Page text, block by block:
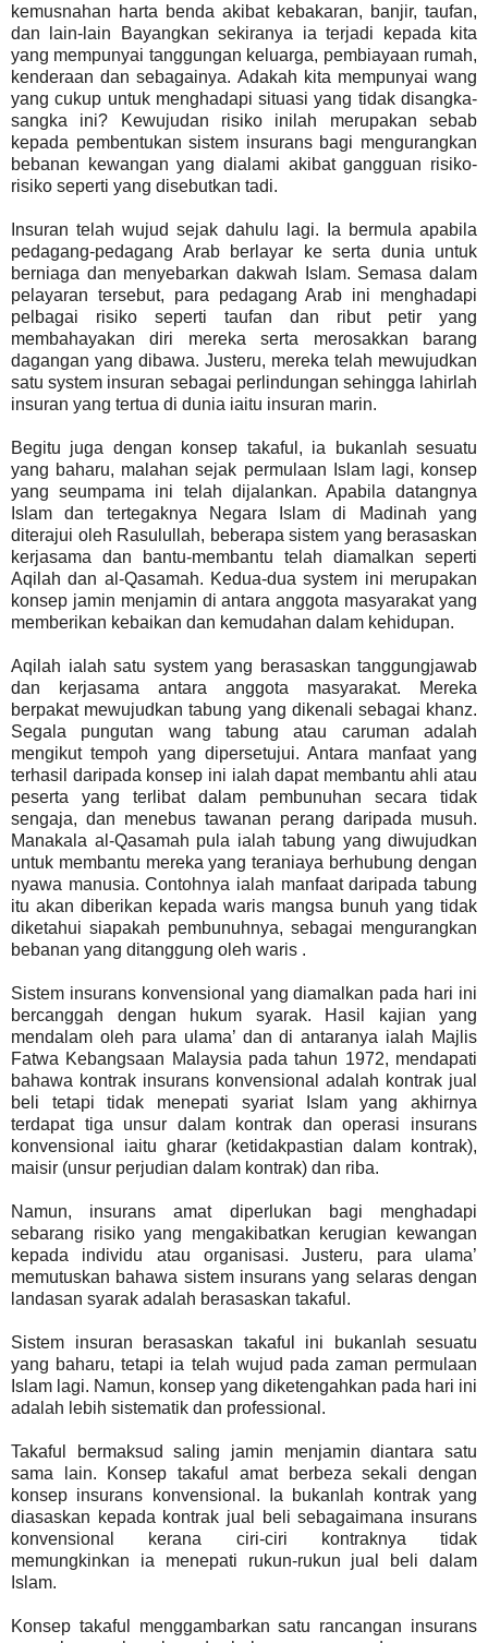
kemusnahan harta benda akibat kebakaran, banjir, taufan,
dan lain-lain Bayangkan sekiranya ia terjadi kepada kita
yang mempunyai tanggungan keluarga, pembiayaan rumah,
kenderaan dan sebagainya. Adakah kita mempunyai wang
yang cukup untuk menghadapi situasi yang tidak disangka-
sangka ini? Kewujudan risiko inilah merupakan sebab
kepada pembentukan sistem insurans bagi mengurangkan
bebanan kewangan yang dialami akibat gangguan risiko-
risiko seperti yang disebutkan tadi.
Insuran telah wujud sejak dahulu lagi. Ia bermula apabila
pedagang-pedagang Arab berlayar ke serta dunia untuk
berniaga dan menyebarkan dakwah Islam. Semasa dalam
pelayaran tersebut, para pedagang Arab ini menghadapi
pelbagai risiko seperti taufan dan ribut petir yang
membahayakan diri mereka serta merosakkan barang
dagangan yang dibawa. Justeru, mereka telah mewujudkan
satu system insuran sebagai perlindungan sehingga lahirlah
insuran yang tertua di dunia iaitu insuran marin.
Begitu juga dengan konsep takaful, ia bukanlah sesuatu
yang baharu, malahan sejak permulaan Islam lagi, konsep
yang seumpama ini telah dijalankan. Apabila datangnya
Islam dan tertegaknya Negara Islam di Madinah yang
diterajui oleh Rasulullah, beberapa sistem yang berasaskan
kerjasama dan bantu-membantu telah diamalkan seperti
Aqilah dan al-Qasamah. Kedua-dua system ini merupakan
konsep jamin menjamin di antara anggota masyarakat yang
memberikan kebaikan dan kemudahan dalam kehidupan.
Aqilah ialah satu system yang berasaskan tanggungjawab
dan kerjasama antara anggota masyarakat. Mereka
berpakat mewujudkan tabung yang dikenali sebagai khanz.
Segala pungutan wang tabung atau caruman adalah
mengikut tempoh yang dipersetujui. Antara manfaat yang
terhasil daripada konsep ini ialah dapat membantu ahli atau
peserta yang terlibat dalam pembunuhan secara tidak
sengaja, dan menebus tawanan perang daripada musuh.
Manakala al-Qasamah pula ialah tabung yang diwujudkan
untuk membantu mereka yang teraniaya berhubung dengan
nyawa manusia. Contohnya ialah manfaat daripada tabung
itu akan diberikan kepada waris mangsa bunuh yang tidak
diketahui siapakah pembunuhnya, sebagai mengurangkan
bebanan yang ditanggung oleh waris .
Sistem insurans konvensional yang diamalkan pada hari ini
bercanggah dengan hukum syarak. Hasil kajian yang
mendalam oleh para ulama’ dan di antaranya ialah Majlis
Fatwa Kebangsaan Malaysia pada tahun 1972, mendapati
bahawa kontrak insurans konvensional adalah kontrak jual
beli tetapi tidak menepati syariat Islam yang akhirnya
terdapat tiga unsur dalam kontrak dan operasi insurans
konvensional iaitu gharar (ketidakpastian dalam kontrak),
maisir (unsur perjudian dalam kontrak) dan riba.
Namun, insurans amat diperlukan bagi menghadapi
sebarang risiko yang mengakibatkan kerugian kewangan
kepada individu atau organisasi. Justeru, para ulama’
memutuskan bahawa sistem insurans yang selaras dengan
landasan syarak adalah berasaskan takaful.
Sistem insuran berasaskan takaful ini bukanlah sesuatu
yang baharu, tetapi ia telah wujud pada zaman permulaan
Islam lagi. Namun, konsep yang diketengahkan pada hari ini
adalah lebih sistematik dan professional.
Takaful bermaksud saling jamin menjamin diantara satu
sama lain. Konsep takaful amat berbeza sekali dengan
konsep insurans konvensional. Ia bukanlah kontrak yang
diasaskan kepada kontrak jual beli sebagaimana insurans
konvensional kerana ciri-ciri kontraknya tidak
memungkinkan ia menepati rukun-rukun jual beli dalam
Islam.
Konsep takaful menggambarkan satu rancangan insurans